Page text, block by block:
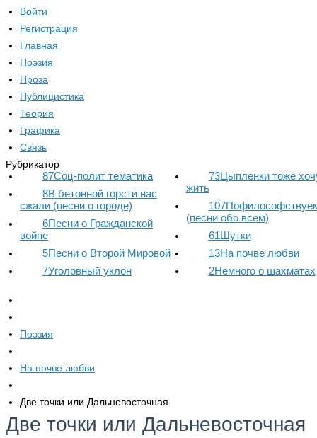
Войти
Регистрация
Главная
Поэзия
Проза
Публицистика
Теория
Графика
Связь
Рубрикатор
87Соц-полит тематика
8В бетонной горсти нас
сжали (песни о городе)
6Песни о Гражданской
войне
5Песни о Второй Мировой
7Уголовный уклон
73Цыпленки тоже
жить
107
(песни обо всем)
61Шутки
13На почве любви
2Немного о шахматах
Поэзия
На почве любви
Две точки или Дальневосточная
Две точки или Дальневосточная